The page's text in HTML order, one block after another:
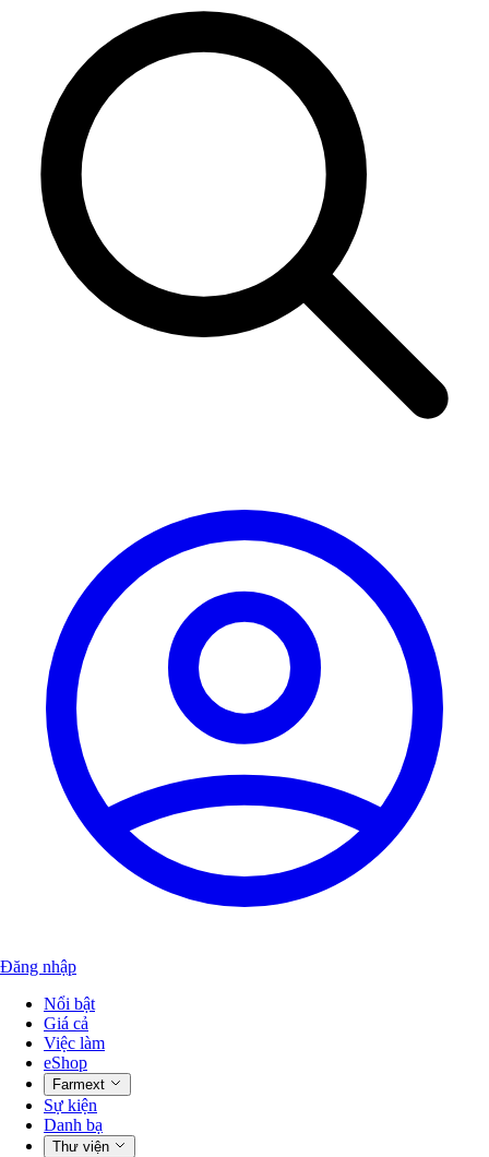
Đăng nhập
Nổi bật
Giá cả
Việc làm
eShop
Farmext
Sự kiện
Danh bạ
Thư viện